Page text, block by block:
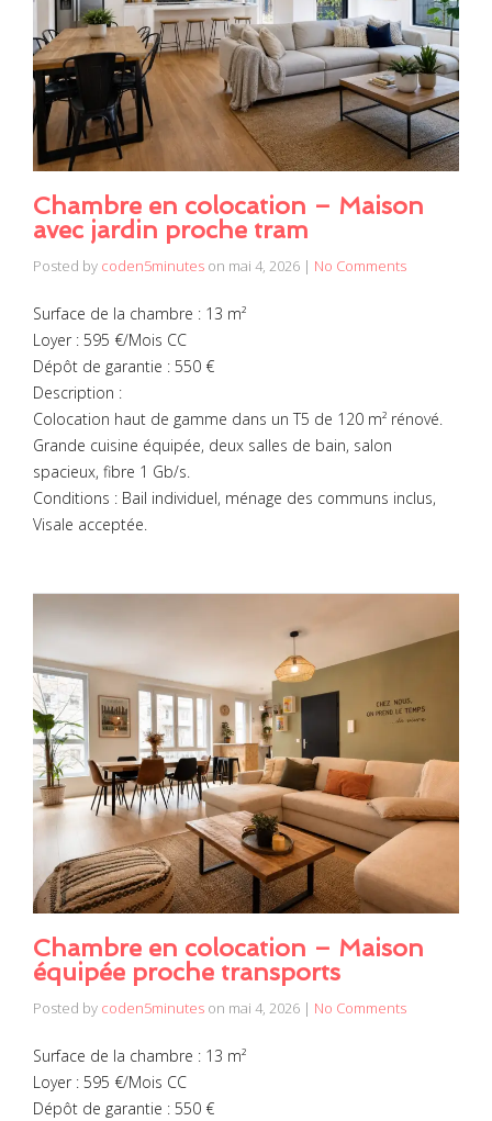
Chambre en colocation – Maison
avec jardin proche tram
Posted by coden5minutes on mai 4, 2026 | No Comments
Surface de la chambre : 13 m²
Loyer : 595 €/Mois CC
Dépôt de garantie : 550 €
Description :
Colocation haut de gamme dans un T5 de 120 m² rénové.
Grande cuisine équipée, deux salles de bain, salon
spacieux, fibre 1 Gb/s.
Conditions : Bail individuel, ménage des communs inclus,
Visale acceptée.
Chambre en colocation – Maison
équipée proche transports
Posted by coden5minutes on mai 4, 2026 | No Comments
Surface de la chambre : 13 m²
Loyer : 595 €/Mois CC
Dépôt de garantie : 550 €